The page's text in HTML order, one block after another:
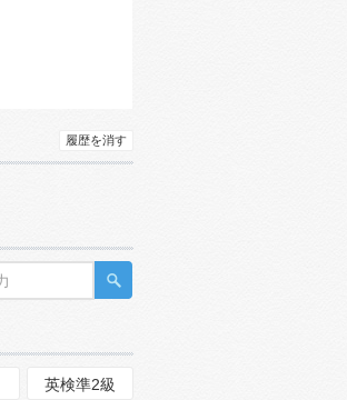
履歴を消す
英検準2級